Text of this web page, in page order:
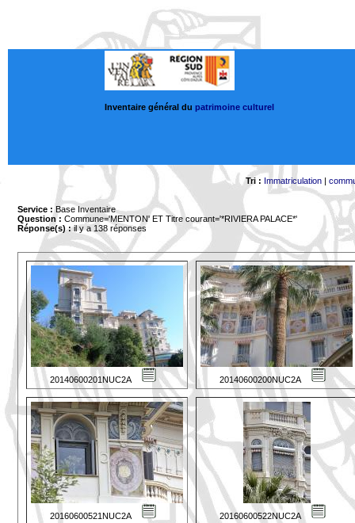
Inventaire général du patrimoine culturel
Tri : Immatriculation|
Service : Base Inventaire
Question : Commune='MENTON' ET Titre courant='*RIVIERA PALACE*'
Réponse(s) :il y a 138 réponses
20140600201NUC2A 20140600200NUC2A
20160600521NUC2A 20160600522NUC2A